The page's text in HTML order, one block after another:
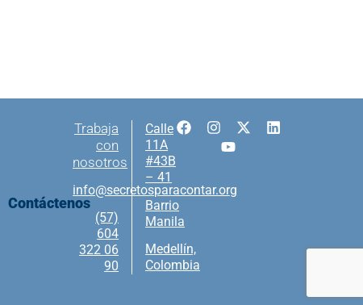
Contáctenos
Trabaja
con
nosotros
info@secretosparacontar.org
(57)
604
322 06
90
Calle
11A
#43B
– 41
Barrio
Manila
Medellín,
Colombia